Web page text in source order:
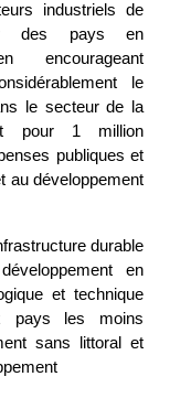
industriels de
des pays en
encourageant
le
le secteur de la
pour 1 million
publiques et
au développement
durable
en
et technique
pays les moins
sans littoral et